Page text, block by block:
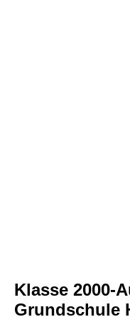
Klasse 2000-
Grundschule